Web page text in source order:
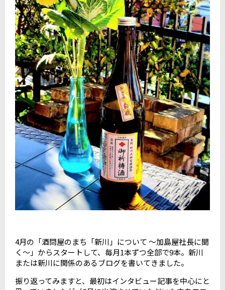
4月の「酒問屋のまち「新川」について ～加島屋社長に聞
く～」からスタートして、毎月1本ずつ全部で9本。新川
または新川に関係のあるブログを書いてきました。
振り返ってみますと、最初はインタビュー記事を中心にと